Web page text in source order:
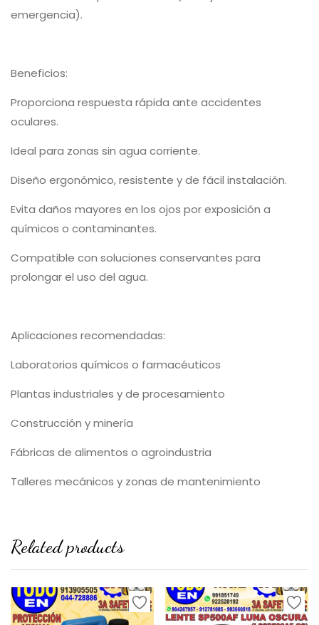
emergencia).
Beneficios:
Proporciona respuesta rápida ante accidentes
oculares.
Ideal para zonas sin agua corriente.
Diseño ergonómico, resistente y de fácil instalación.
Evita daños mayores en los ojos por exposición a
químicos o contaminantes.
Compatible con soluciones conservantes para
prolongar el uso del agua.
Aplicaciones recomendadas:
Laboratorios químicos o farmacéuticos
Plantas industriales y de procesamiento
Construcción y minería
Fábricas de alimentos o agroindustria
Talleres mecánicos y zonas de mantenimiento
Related products